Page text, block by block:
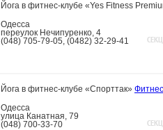
Йога в фитнес-клубе «Yes Fitness
Одесса
переулок Нечипуренко, 4
(048) 705-79-05, (0482) 32-29-41
Йога в фитнес-клубе «Спорттак»
Одесса
улица Канатная, 79
(048) 700-33-70